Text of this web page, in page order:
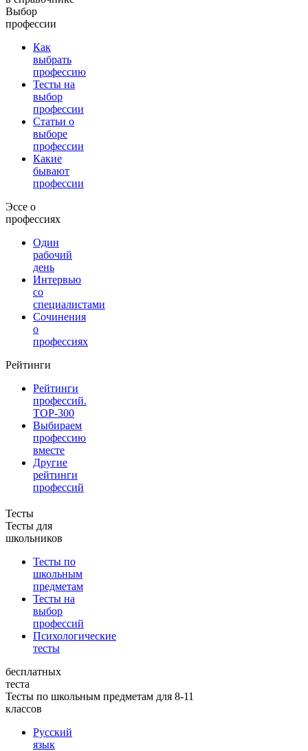
Выбор
профессии
Как
выбрать
профессию
Тесты на
выбор
профессии
Статьи о
выборе
профессии
Какие
бывают
профессии
Эссе о
профессиях
Один
рабочий
день
Интервью
со
специалистами
Сочинения
о
профессиях
Рейтинги
Рейтинги
профессий.
TOP-300
Выбираем
профессию
вместе
Другие
рейтинги
профессий
Тесты
Тесты для
школьников
Тесты по
школьным
предметам
Тесты на
выбор
профессий
Психологические
тесты
бесплатных
теста
Тесты по школьным предметам для 8-11
классов
Русский
язык